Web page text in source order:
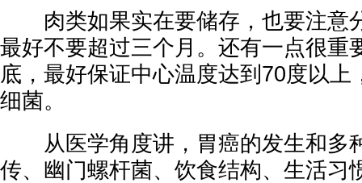
肉类如果实在要储存，也要注意
最好不要超过三个月。还有一点很重
底，最好保证中心温度达到70度以上
细菌。
从医学角度讲，胃癌的发生和多
传、幽门螺杆菌、饮食结构、生活习